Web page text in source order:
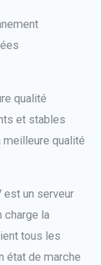
qualité
et stables
meilleure qualité
est un serveur
charge la
tous les
état de marche